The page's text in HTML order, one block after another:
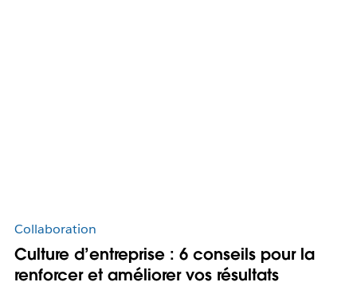
Collaboration
Culture d’entreprise : 6 conseils pour la
renforcer et améliorer vos résultats